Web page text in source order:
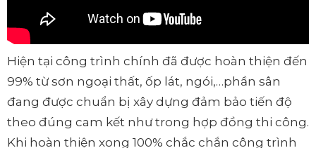
Hiện tại công trình chính đã được hoàn thiện đến
99% từ sơn ngoại thất, ốp lát, ngói,…phần sân
đang được chuẩn bị xây dựng đảm bảo tiến độ
theo đúng cam kết như trong hợp đồng thi công.
Khi hoàn thiện xong 100% chắc chắn công trình